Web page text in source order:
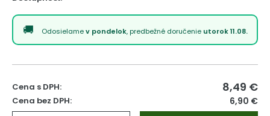
Odosielamev pondelok, predbežné doručenie utorok 11.08.
Cena s DPH: 8,49 €
Cena bez DPH: 6,90 €